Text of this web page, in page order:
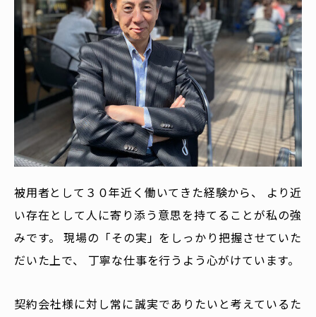
被用者として３０年近く働いてきた経験から、 より近
い存在として人に寄り添う意思を持てることが私の強
みです。 現場の「その実」をしっかり把握させていた
だいた上で、 丁寧な仕事を行うよう心がけています。
契約会社様に対し常に誠実でありたいと考えているた